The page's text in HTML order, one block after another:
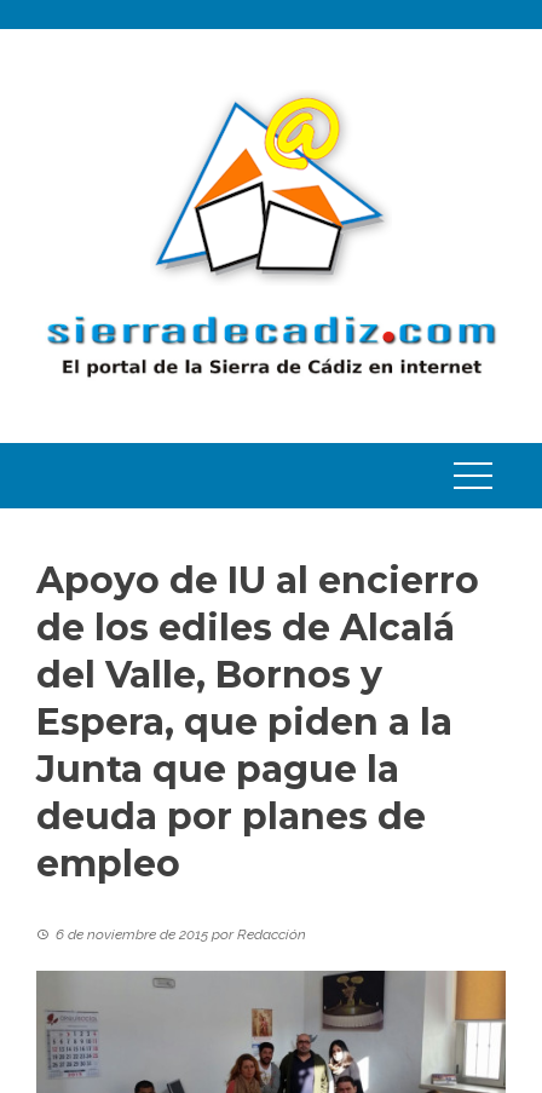
Apoyo de IU al encierro
de los ediles de Alcalá
del Valle, Bornos y
Espera, que piden a la
Junta que pague la
deuda por planes de
empleo
6 de noviembre de 2015 porRedacción